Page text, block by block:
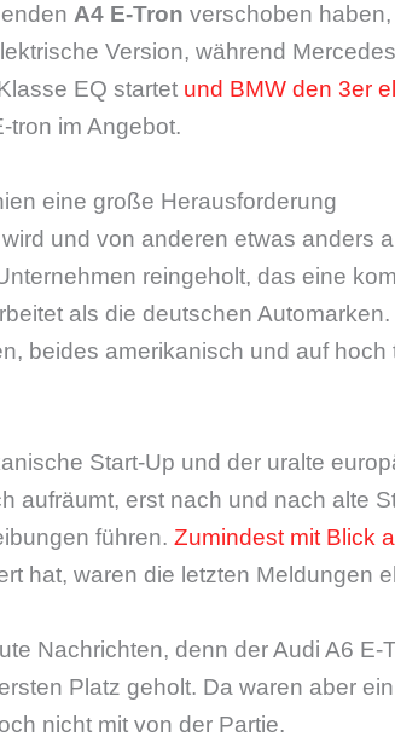
A4 E-Tron verschoben
Version, während
EQ startet und BMW den 3er
tron im Angebot.
eine große Herausforderung
und von anderen etwas anders
reingeholt, das eine
als die deutschen
beides amerikanisch und auf
Start-Up und der uralte
aufräumt, erst nach und nach alte
führen. Zumindest mit Blick
hat, waren die letzten Meldungen
Nachrichten, denn der Audi A6 E-
Platz geholt. Da waren aber
nicht mit von der Partie.